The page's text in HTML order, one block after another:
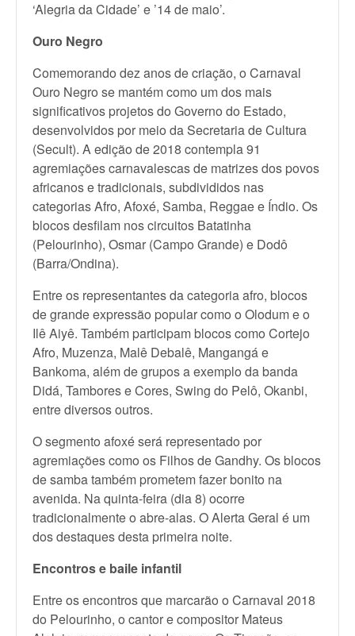
‘Alegria da Cidade’ e ’14 de maio’.
Ouro Negro
Comemorando dez anos de criação, o Carnaval
Ouro Negro se mantém como um dos mais
significativos projetos do Governo do Estado,
desenvolvidos por meio da Secretaria de Cultura
(Secult). A edição de 2018 contempla 91
agremiações carnavalescas de matrizes dos povos
africanos e tradicionais, subdivididos nas
categorias Afro, Afoxé, Samba, Reggae e Índio. Os
blocos desfilam nos circuitos Batatinha
(Pelourinho), Osmar (Campo Grande) e Dodô
(Barra/Ondina).
Entre os representantes da categoria afro, blocos
de grande expressão popular como o Olodum e o
Ilê Aiyê. Também participam blocos como Cortejo
Afro, Muzenza, Malê Debalê, Mangangá e
Bankoma, além de grupos a exemplo da banda
Didá, Tambores e Cores, Swing do Pelô, Okanbi,
entre diversos outros.
O segmento afoxé será representado por
agremiações como os Filhos de Gandhy. Os blocos
de samba também prometem fazer bonito na
avenida. Na quinta-feira (dia 8) ocorre
tradicionalmente o abre-alas. O Alerta Geral é um
dos destaques desta primeira noite.
Encontros e baile infantil
Entre os encontros que marcarão o Carnaval 2018
do Pelourinho, o cantor e compositor Mateus